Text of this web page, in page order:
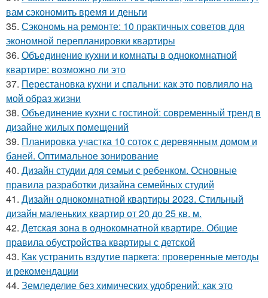
вам сэкономить время и деньги
35. Сэкономь на ремонте: 10 практичных советов для
экономной перепланировки квартиры
36. Объединение кухни и комнаты в однокомнатной
квартире: возможно ли это
37. Перестановка кухни и спальни: как это повлияло на
мой образ жизни
38. Объединение кухни с гостиной: современный тренд в
дизайне жилых помещений
39. Планировка участка 10 соток с деревянным домом и
баней. Оптимальное зонирование
40. Дизайн студии для семьи с ребенком. Основные
правила разработки дизайна семейных студий
41. Дизайн однокомнатной квартиры 2023. Стильный
дизайн маленьких квартир от 20 до 25 кв. м.
42. Детская зона в однокомнатной квартире. Общие
правила обустройства квартиры с детской
43. Как устранить вздутие паркета: проверенные методы
и рекомендации
44. Земледелие без химических удобрений: как это